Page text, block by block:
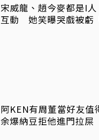
宋威龍、趙今麥都是I
互動 她笑曝哭戲被虧
阿KEN有周董當好友值
余爆納豆拒他進門拉屎